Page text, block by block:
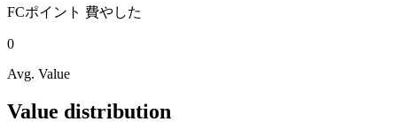
FCポイント 費やした
0
Avg. Value
Value distribution